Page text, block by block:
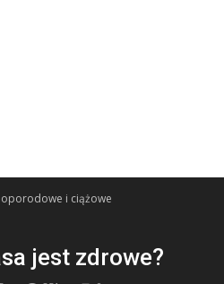
i ciążowe
jest zdrowe?